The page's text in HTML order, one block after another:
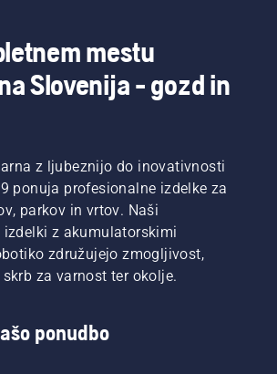
mestu
Slovenija - gozd in
z ljubeznijo do inovativnosti
ponuja profesionalne izdelke za
parkov in vrtov. Naši
z akumulatorskimi
združujejo zmogljivost,
za varnost ter okolje.
ponudbo